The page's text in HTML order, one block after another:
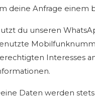
deine Anfrage einem
du unseren
Interesses
Daten werden